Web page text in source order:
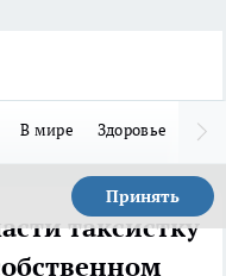
В мире Здоровье
Принять
таксистку